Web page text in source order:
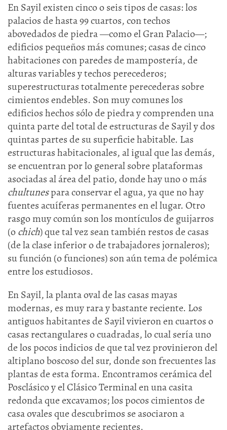
En Sayil existen cinco o seis tipos de casas: los
palacios de hasta 99 cuartos, con techos
abovedados de piedra —como el Gran Palacio—;
edificios pequeños más comunes; casas de cinco
habitaciones con paredes de mampostería, de
alturas variables y techos perecederos;
superestructuras totalmente perecederas sobre
cimientos endebles. Son muy comunes los
edificios hechos sólo de piedra y comprenden una
quinta parte del total de estructuras de Sayil y dos
quintas partes de su superficie habitable. Las
estructuras habitacionales, al igual que las demás,
se encuentran por lo general sobre plataformas
asociadas al área del patio, donde hay uno o más
chultunespara conservar el agua, ya que no hay
fuentes acuíferas permanentes en el lugar. Otro
rasgo muy común son los montículos de guijarros
(ochich) que tal vez sean también restos de casas
(de la clase inferior o de trabajadores jornaleros);
su función (o funciones) son aún tema de polémica
entre los estudiosos.
En Sayil, la planta oval de las casas mayas
modernas, es muy rara y bastante reciente. Los
antiguos habitantes de Sayil vivieron en cuartos o
casas rectangulares o cuadradas, lo cual sería uno
de los pocos indicios de que tal vez provinieron del
altiplano boscoso del sur, donde son frecuentes las
plantas de esta forma. Encontramos cerámica del
Posclásico y el Clásico Terminal en una casita
redonda que excavamos; los pocos cimientos de
casa ovales que descubrimos se asociaron a
artefactos obviamente recientes.